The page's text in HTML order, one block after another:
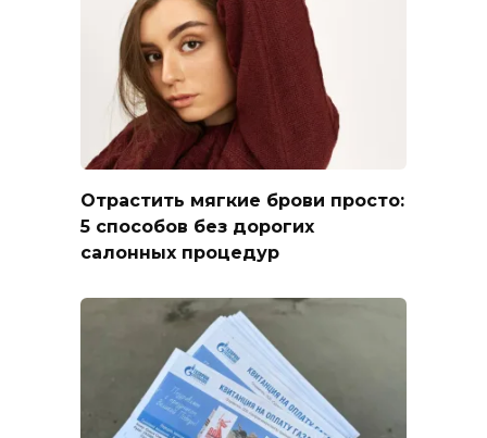
Отрастить мягкие брови просто:
5 способов без дорогих
салонных процедур